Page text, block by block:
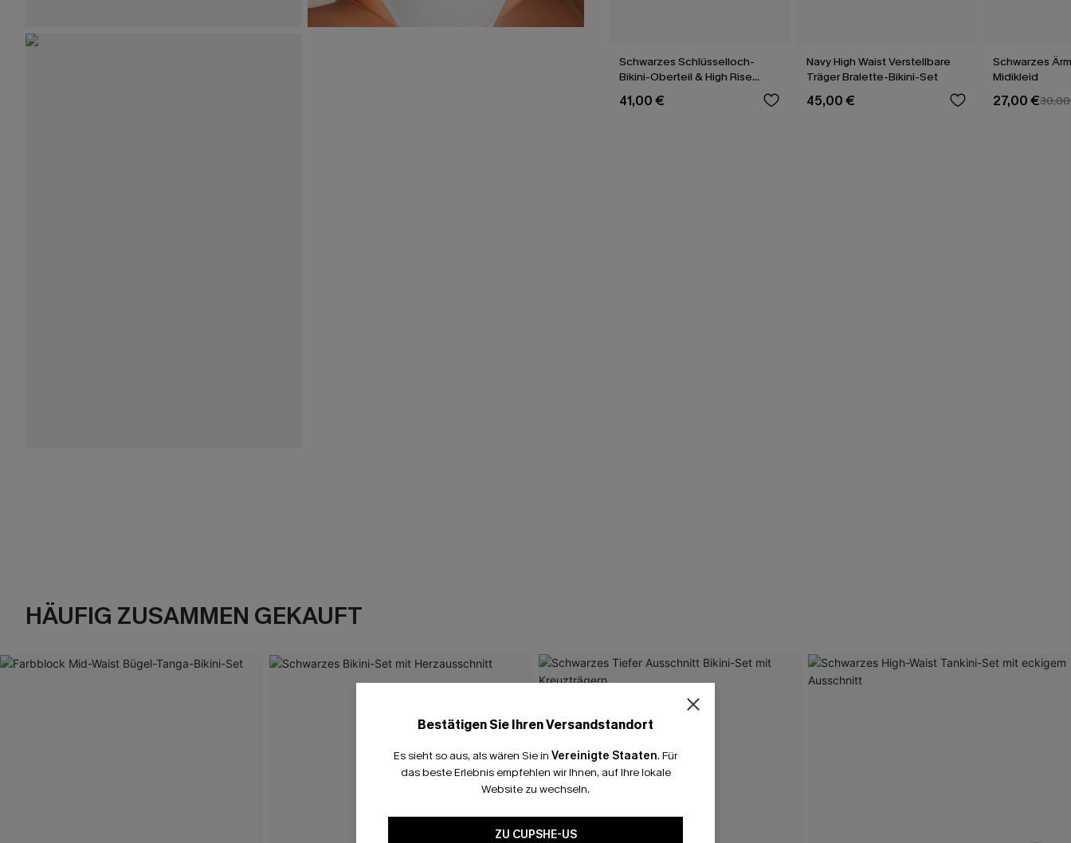
Schwarzes Schlüsselloch-
Bikini-Oberteil & High Rise
Bikinihose
41,00 €
Navy High Waist Verstellbare
Träger Bralette-Bikini-Set
45,00 €
Schwarzes
Midikleid
27,00 €
HÄUFIG ZUSAMMEN GEKAUFT
Bestätigen Sie Ihren Versandstandort
Es sieht so aus, als wären Sie in Vereinigte Staaten. Für
das beste Erlebnis empfehlen wir Ihnen, auf Ihre lokale
Website zu wechseln.
ZU CUPSHE-US